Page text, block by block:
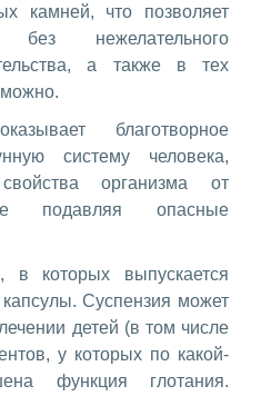
камней, что позволяет
без нежелательного
а также в тех
благотворное
систему человека,
организма от
подавляя опасные
в которых выпускается
Суспензия может
детей (в том числе
у которых по какой-
функция глотания.